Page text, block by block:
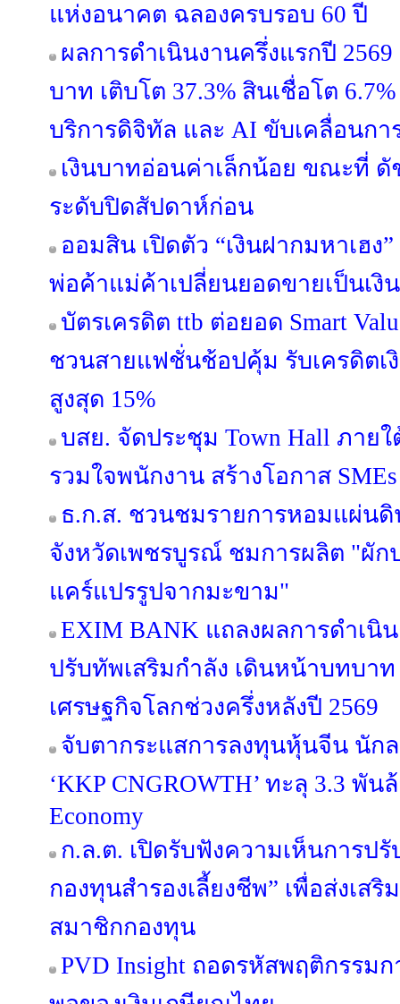
แห่งอนาคต ฉลองครบรอบ 60 ปี
ผลการดำเนินงานครึ่งแรกปี
บาท เติบโต 37.3% สินเชื่อโต
บริการดิจิทัล และ AI ขับเคลื่อนกา
เงินบาทอ่อนค่าเล็กน้อย ขณะที่
ระดับปิดสัปดาห์ก่อน
ออมสิน เปิดตัว “เงินฝากมหาเฮง
พ่อค้าแม่ค้าเปลี่ยนยอดขายเป็นเงิ
บัตรเครดิต ttb ต่อยอด Smart
ชวนสายแฟชั่นช้อปคุ้ม รับเครดิตเ
สูงสุด 15%
บสย. จัดประชุม Town Hall ภายใ
รวมใจพนักงาน สร้างโอกาส
ธ.ก.ส. ชวนชมรายการหอมแผ่นดิ
จังหวัดเพชรบูรณ์ ชมการผลิต "ผัก
แคร์แปรรูปจากมะขาม"
EXIM BANK แถลงผลการดำเนิ
ปรับทัพเสริมกำลัง เดินหน้าบทบาท
เศรษฐกิจโลกช่วงครึ่งหลังปี 2569
จับตากระแสการลงทุนหุ้นจีน นัก
‘KKP CNGROWTH’ ทะลุ 3.3 พั
Economy
ก.ล.ต. เปิดรับฟังความเห็นการปรั
กองทุนสำรองเลี้ยงชีพ” เพื่อส่งเส
สมาชิกกองทุน
PVD Insight ถอดรหัสพฤติกรรม